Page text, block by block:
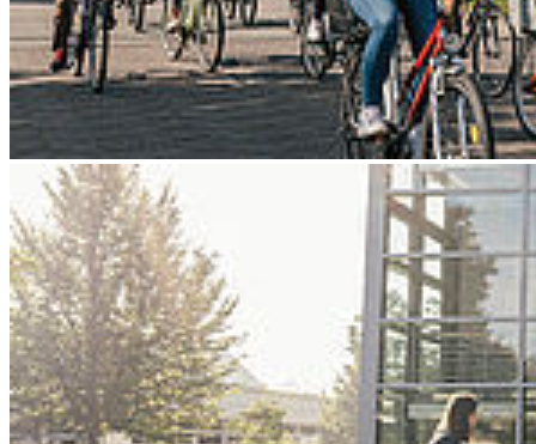
Go to slide 9
Zurück
Internationale Energie- und
Wasserstoffkonferenzen
20.10.2025
Vom 5. bis 7. November schafft ein fachlicher Austausch von
Vertreter*innen des Ostseeraums an der Hochschule die Basis für
einen Zusammenschluss